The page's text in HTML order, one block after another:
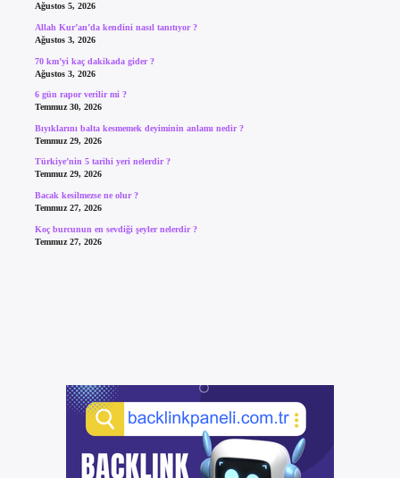
Ağustos 5, 2026
Allah Kur’an’da kendini nasıl tanıtıyor ?
Ağustos 3, 2026
70 km’yi kaç dakikada gider ?
Ağustos 3, 2026
6 gün rapor verilir mi ?
Temmuz 30, 2026
Bıyıklarını balta kesmemek deyiminin anlamı nedir ?
Temmuz 29, 2026
Türkiye’nin 5 tarihi yeri nelerdir ?
Temmuz 29, 2026
Bacak kesilmezse ne olur ?
Temmuz 27, 2026
Koç burcunun en sevdiği şeyler nelerdir ?
Temmuz 27, 2026